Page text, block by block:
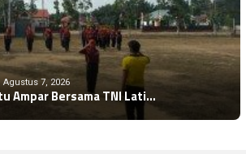
Agustus 7, 2026
Ampar Bersama TNI Lati…